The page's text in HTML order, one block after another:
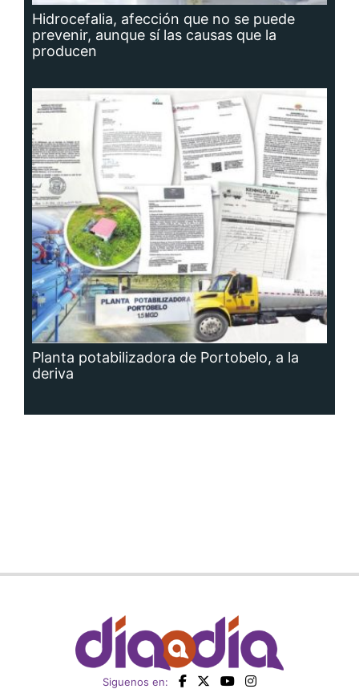
Hidrocefalia, afección que no se puede
prevenir, aunque sí las causas que la
producen
Planta potabilizadora de Portobelo, a la
deriva
Siguenos en: